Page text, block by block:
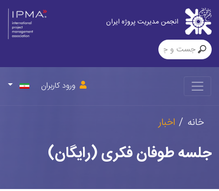
انجمن مدیریت پروژه ایران
ورود کاربران
خانه اخبار
جلسه طوفان فکری (رایگان)